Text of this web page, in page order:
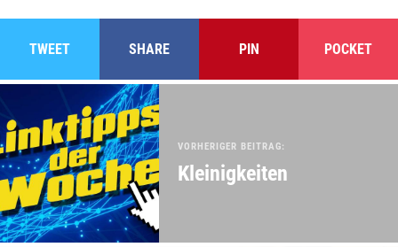
TWEET SHARE PIN POCKET
VORHERIGER BEITRAG:
Kleinigkeiten